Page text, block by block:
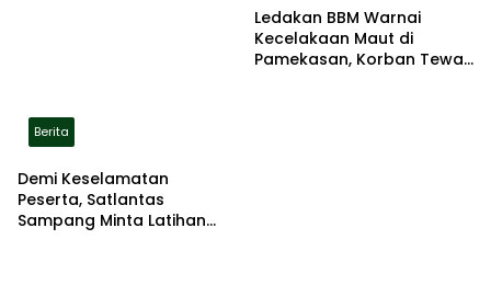
Berita
Demi Keselamatan
Peserta, Satlantas
Sampang Minta Latihan
Ledakan BBM Warnai
Kecelakaan Maut di
Pamekasan, Korban Tewas